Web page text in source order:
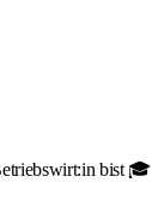
bist 🎓